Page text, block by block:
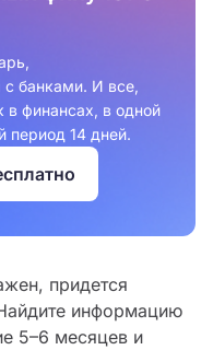
банками. И все,
в финансах, в одной
период 14 дней.
придется
информацию
5–6 месяцев и